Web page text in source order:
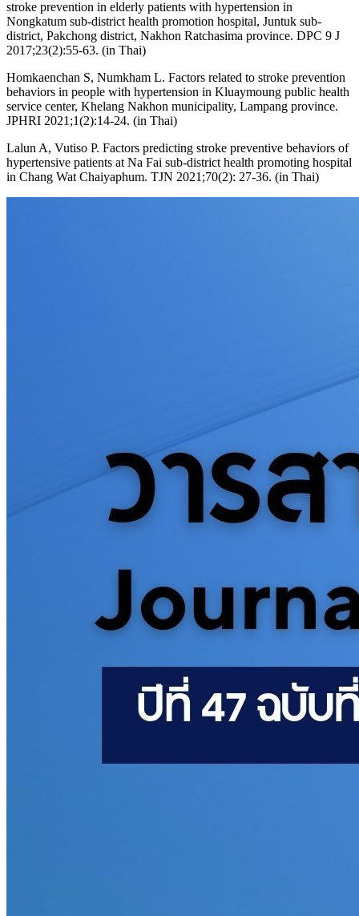
stroke prevention in elderly patients with hypertension in
Nongkatum sub-district health promotion hospital, Juntuk sub-
district, Pakchong district, Nakhon Ratchasima province. DPC 9 J
2017;23(2):55-63. (in Thai)
Homkaenchan S, Numkham L. Factors related to stroke prevention
behaviors in people with hypertension in Kluaymoung public health
service center, Khelang Nakhon municipality, Lampang province.
JPHRI 2021;1(2):14-24. (in Thai)
Lalun A, Vutiso P. Factors predicting stroke preventive behaviors of
hypertensive patients at Na Fai sub-district health promoting hospital
in Chang Wat Chaiyaphum. TJN 2021;70(2): 27-36. (in Thai)